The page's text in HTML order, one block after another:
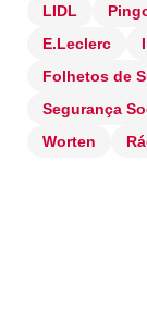
LIDL
E.Leclerc
Folhetos de
Segurança
Worten